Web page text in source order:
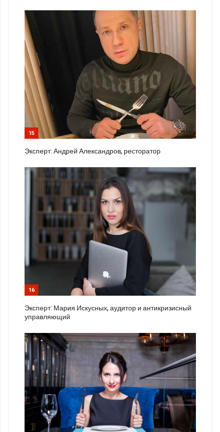
15
Эксперт: Андрей Александров, ресторатор
16
Эксперт: Мария Искусных, аудитор и антикризисный
управляющий